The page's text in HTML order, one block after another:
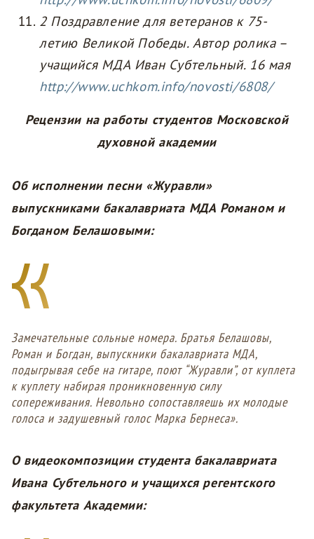
2 Поздравление для ветеранов к 75-
летию Великой Победы. Автор ролика –
учащийся МДА Иван Субтельный. 16 мая
http://www.uchkom.info/novosti/6808/
Рецензии на работы студентов Московской
духовной академии
Об исполнении песни «Журавли»
выпускниками бакалавриата МДА Романом и
Богданом Белашовыми:
Замечательные сольные номера. Братья Белашовы,
Роман и Богдан, выпускники бакалавриата МДА,
подыгрывая себе на гитаре, поют “Журавли”, от куплета
к куплету набирая проникновенную силу
сопереживания. Невольно сопоставляешь их молодые
голоса и задушевный голос Марка Бернеса».
О видеокомпозиции студента бакалавриата
Ивана Субтельного и учащихся регентского
факультета Академии: